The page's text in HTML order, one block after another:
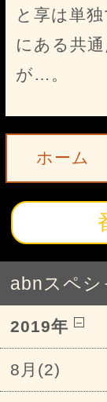
と享は単
にある共
が…。
ホーム
abnスペ
2019年
8月(2)